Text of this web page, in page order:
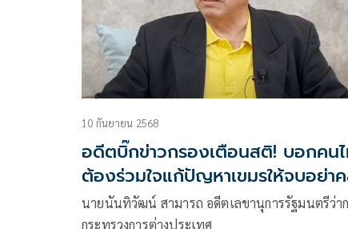
10 กันยายน 2568
อดีตบิ๊กข่าวกรองเตือนสติ! บอกคน
ต้องร่วมใจแก้ปัญหาเขมรให้จบอย่าค
มาตรการใดๆ
นายนันทิวัฒน์ สามารถ อดีตเลขานุการรัฐมนตรีว่า
กระทรวงการต่างประเทศ